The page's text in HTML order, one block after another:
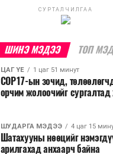
СУРТАЛЧИЛГАА
ШИНЭ МЭДЭЭ ТОП
ЦАГ ҮЕ 1 цаг 51 минут
COP17-ын зочид,
орчим жолоочийг сургалтад
ШУДАРГА МЭДЭЭ 4 цаг 15
Шатахууны нөөцийг
арилгахад анхаарч байна